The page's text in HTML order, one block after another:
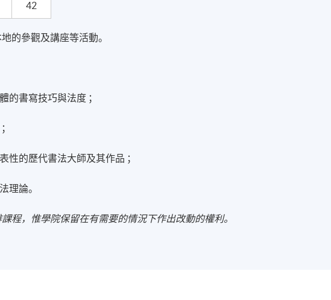
42
的參觀及講座等活動。
的書寫技巧與法度 ；
性的歷代書法大師及其作品 ；
理論。
程，惟學院保留在有需要的情況下作出改動的權利。